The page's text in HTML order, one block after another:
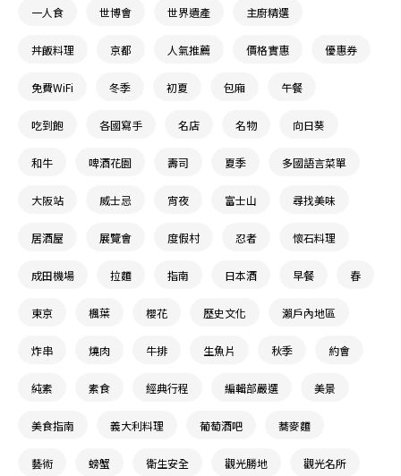
一人食 世博會 世界遺產 主廚精選
丼飯料理 京都 人氣推薦 價格實惠 優惠券
免費WiFi 冬季 初夏 包廂 午餐
吃到飽 各國寫手 名店 名物 向日葵
和牛 啤酒花園 壽司 夏季 多國語言菜單
大阪站 威士忌 宵夜 富士山 尋找美味
居酒屋 展覽會 度假村 忍者 懷石料理
成田機場 拉麵 指南 日本酒 早餐 春
東京 楓葉 櫻花 歷史文化 瀨戶內地區
炸串 燒肉 牛排 生魚片 秋季 約會
純素 素食 經典行程 編輯部嚴選 美景
美食指南 義大利料理 葡萄酒吧 蕎麥麵
藝術 螃蟹 衛生安全 觀光勝地 觀光名所